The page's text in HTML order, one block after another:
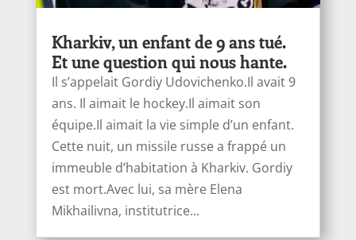
Kharkiv, un enfant de 9 ans tué.
Et une question qui nous hante.
Il s’appelait Gordiy Udovichenko.Il avait 9
ans. Il aimait le hockey.Il aimait son
équipe.Il aimait la vie simple d’un enfant.
Cette nuit, un missile russe a frappé un
immeuble d’habitation à Kharkiv. Gordiy
est mort.Avec lui, sa mère Elena
Mikhailivna, institutrice...